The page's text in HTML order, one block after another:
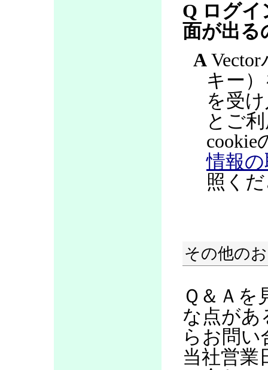
Q ログ
面が出る
A
キー
を受
とご
cookie
情報
照く
その他の
Ｑ＆Ａを
な点があ
らお問い
当社営業